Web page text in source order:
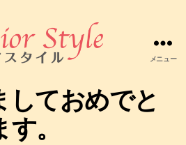
会
シ
メニュー
しておめでと
。